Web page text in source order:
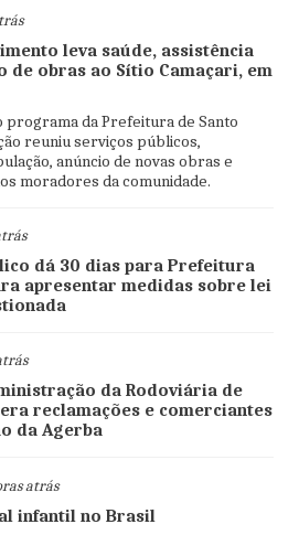
leva saúde, assistência
de obras ao Sítio Camaçari, em
programa da Prefeitura de Santo
reuniu serviços públicos,
anúncio de novas obras e
moradores da comunidade.
dá 30 dias para Prefeitura
apresentar medidas sobre lei
da Rodoviária de
reclamações e comerciantes
da Agerba
atrás
infantil no Brasil